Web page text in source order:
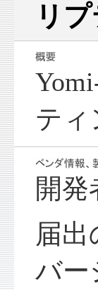
リ
ティ
開発
届
バー